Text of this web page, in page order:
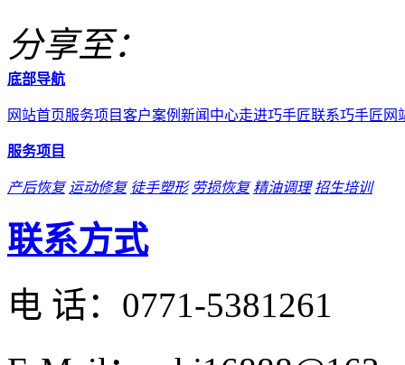
分享至：
底部导航
网站首页服务项目客户案例 新闻中心走进巧手匠联系巧手匠 网
服务项目
产后恢复 运动修复 徒手塑形 劳损恢复 精油调理 招生培训
联系方式
电 话： 0771-5381261